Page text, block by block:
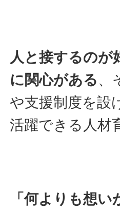
人と接するのが
に関心がある、
や支援制度を設
活躍できる人材
「何よりも想い